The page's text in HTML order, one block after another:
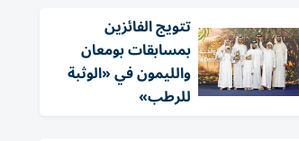
تتويج الفائزين
بمسابقات بومعان
والليمون في «الوثبة
للرطب»